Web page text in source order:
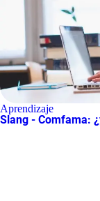
Aprendizaje
Slang - Comfama: